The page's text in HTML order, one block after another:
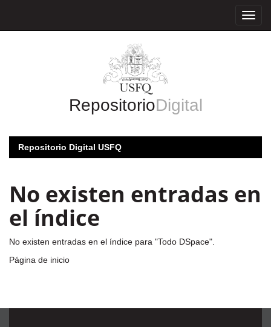
RepositorioDigital
Repositorio Digital USFQ
No existen entradas en
el índice
No existen entradas en el índice para "Todo DSpace".
Página de inicio